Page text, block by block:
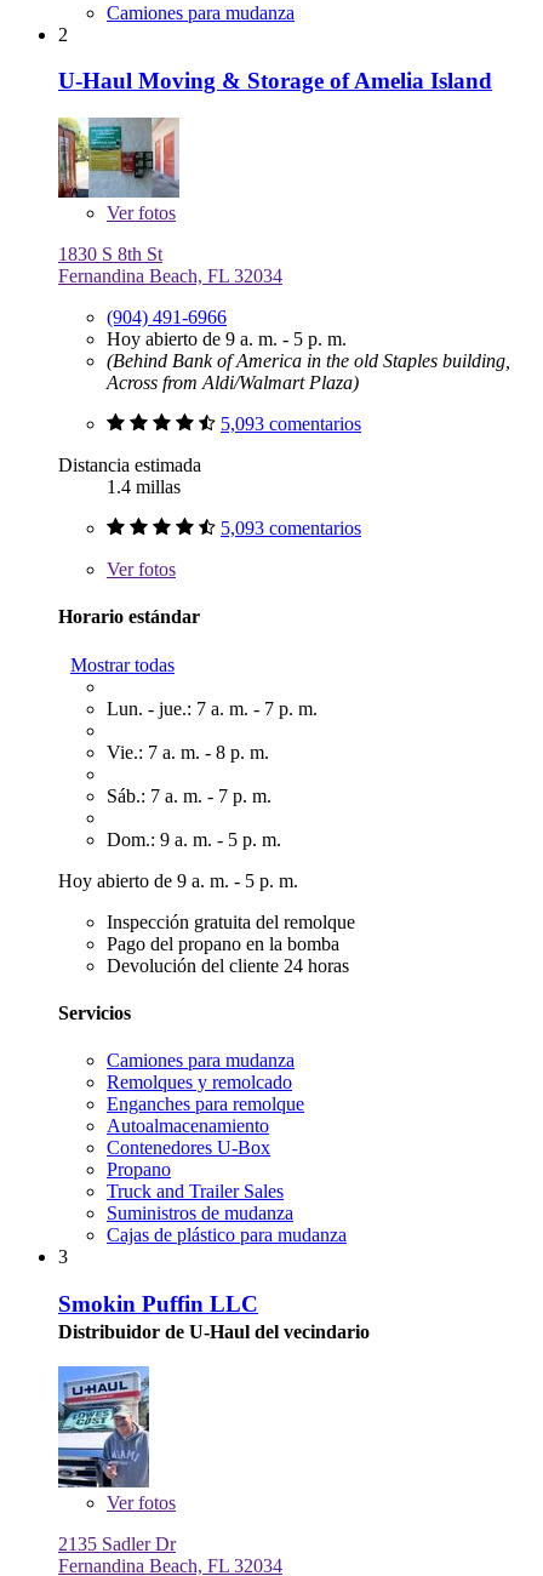
Camiones para mudanza
2
U-Haul Moving & Storage of Amelia Island
Verfotos
1830 S 8th St
Fernandina Beach, FL 32034
(904) 491-6966
Hoy abierto de 9 a. m. - 5 p. m.
(Behind Bank of America in the old Staples building,
Across from Aldi/Walmart Plaza)
5,093 comentarios
Distancia estimada
1.4 millas
5,093 comentarios
Verfotos
Horario estándar
Mostrar todas
Lun. - jue.: 7 a. m. - 7 p. m.
Vie.: 7 a. m. - 8 p. m.
Sáb.: 7 a. m. - 7 p. m.
Dom.: 9 a. m. - 5 p. m.
Hoy abierto de 9 a. m. - 5 p. m.
Inspección gratuita del remolque
Pago del propano en la bomba
Devolución del cliente 24 horas
Servicios
Camiones para mudanza
Remolques y remolcado
Enganches para remolque
Autoalmacenamiento
Contenedores U-Box
Propano
Truck and Trailer Sales
Suministros de mudanza
Cajas de plástico para mudanza
3
Smokin Puffin LLC
Distribuidor de U-Haul del vecindario
Verfotos
2135 Sadler Dr
Fernandina Beach, FL 32034